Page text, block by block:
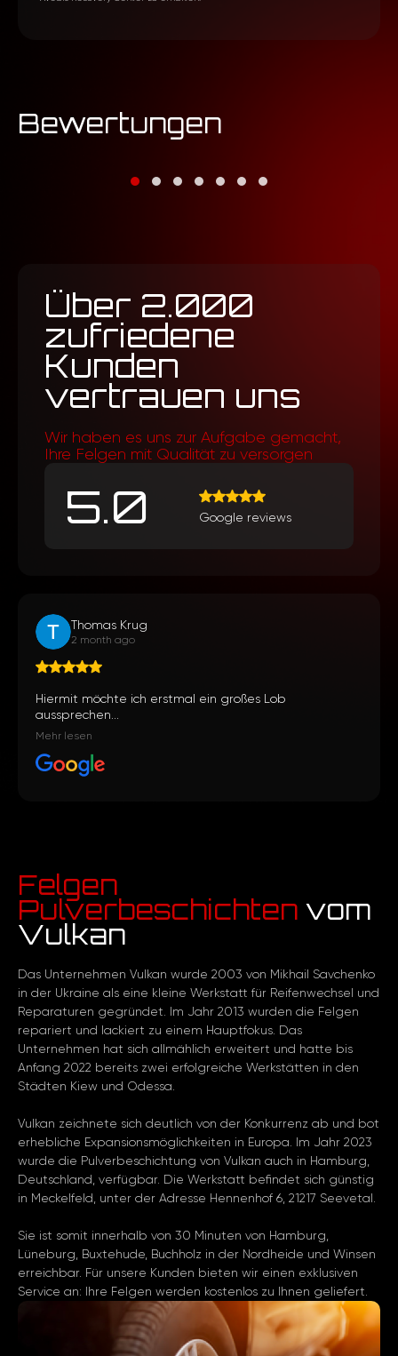
Bewertungen
Über 2.000
zufriedene
Kunden
vertrauen uns
Wir haben es uns zur Aufgabe gemacht,
Ihre Felgen mit Qualität zu versorgen
5.0 Google reviews
Thomas Krug
2 month ago
Hiermit möchte ich erstmal ein großes Lob
aussprechen...
Mehr lesen
Felgen
Pulverbeschichten vom
Vulkan
Das Unternehmen Vulkan wurde 2003 von Mikhail Savchenko
in der Ukraine als eine kleine Werkstatt für Reifenwechsel und
Reparaturen gegründet. Im Jahr 2013 wurden die Felgen
repariert und lackiert zu einem Hauptfokus. Das
Unternehmen hat sich allmählich erweitert und hatte bis
Anfang 2022 bereits zwei erfolgreiche Werkstätten in den
Städten Kiew und Odessa.
Vulkan zeichnete sich deutlich von der Konkurrenz ab und bot
erhebliche Expansionsmöglichkeiten in Europa. Im Jahr 2023
wurde die Pulverbeschichtung von Vulkan auch in Hamburg,
Deutschland, verfügbar. Die Werkstatt befindet sich günstig
in Meckelfeld, unter der Adresse Hennenhof 6, 21217 Seevetal.
Sie ist somit innerhalb von 30 Minuten von Hamburg,
Lüneburg, Buxtehude, Buchholz in der Nordheide und Winsen
erreichbar. Für unsere Kunden bieten wir einen exklusiven
Service an: Ihre Felgen werden kostenlos zu Ihnen geliefert.